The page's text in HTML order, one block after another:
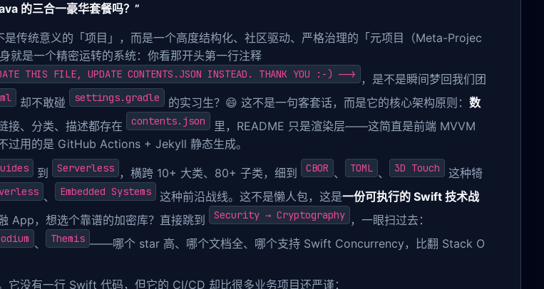
的三合一豪华套餐吗？”
是传统意义的「项目」，而是一个高度结构化、社区驱动、严格治理的「元项目（Meta-Projec
就是一个精密运转的系统：你看那开头第一行注释
THIS FILE, UPDATE CONTENTS.JSON INSTEAD. THANK YOU :-) -->
，是不是瞬间梦回我们团
却不敢碰 settings.gradle 的实习生？😄 这不是一句客套话，而是它的核心架构原则： 数
接、分类、描述都存在 contents.json
里，README 只是渲染层——这简直是前端 MVVM
过用的是 GitHub Actions + Jekyll 静态生成。
到 Serverless ，横跨 10+ 大类、80+ 子类，细到 CBOR 、 TOML 、 3D Touch
这种犄
、 Embedded Systems 这种前沿战线。这不是懒人包，这是一份可执行的 Swift 技术战
App，想选个靠谱的加密库？直接跳到 Security → Cryptography ，一眼扫过去：
、 Themis ——哪个 star 高、哪个文档全、哪个支持 Swift Concurrency，比翻 Stack O
它没有一行 Swift 代码，但它的 CI/CD 却比很多业务项目还严谨：